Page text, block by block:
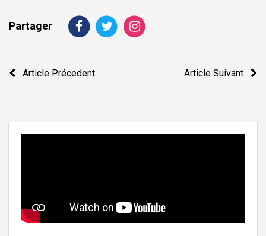
Partager
Navigation
Article Précedent Article Suivant